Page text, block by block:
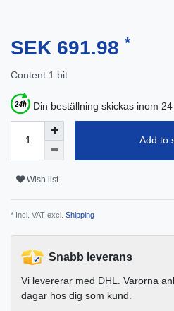
SEK 691.98 *
Content 1 bit
Din beställning skickas inom
Add to
Wish list
* Incl. VAT excl. Shipping
Snabb leverans
Vi levererar med DHL. Varorna
dagar hos dig som kund.